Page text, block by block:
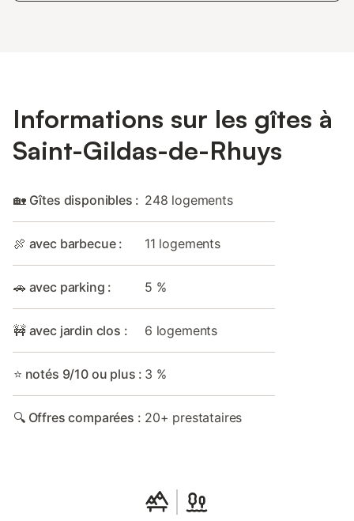
Informations sur les gîtes à
Saint-Gildas-de-Rhuys
🏡 Gîtes disponibles : 248 logements
🍖 avec barbecue : 11 logements
🚗 avec parking : 5 %
🚧 avec jardin clos : 6 logements
⭐ notés 9/10 ou plus : 3 %
🔍 Offres comparées : 20+ prestataires